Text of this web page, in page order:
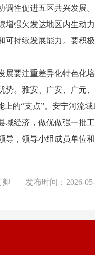
促进五区共兴发展。
增强欠发达地区内生动
可持续发展能力。要积
注重差异化特色化培
势。雅安、广安、广元
上的“支点”。安宁河流
域经济，做优做强一批
，领导小组成员单位和
卿 发布时间： 2026-